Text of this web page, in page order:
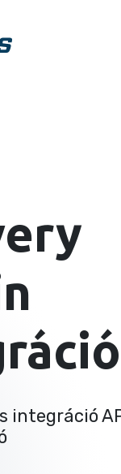
integráció